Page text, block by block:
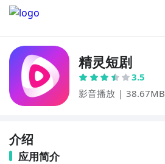
精灵短剧
3.5
影音播放 | 38.67MB
介绍
应用简介